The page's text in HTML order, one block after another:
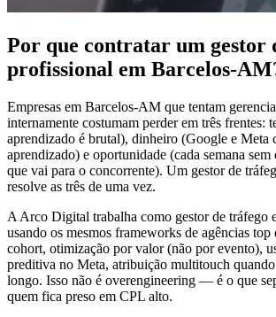
Por que contratar um gestor
profissional em Barcelos-
Empresas em Barcelos-AM que tentam
internamente costumam perder em três frentes:
aprendizado é brutal), dinheiro (Google e Meta
aprendizado) e oportunidade (cada semana
que vai para o concorrente). Um gestor de
resolve as três de uma vez.
A Arco Digital trabalha como gestor de tráfego
usando os mesmos frameworks de agências
cohort, otimização por valor (não por evento),
preditiva no Meta, atribuição multitouch
longo. Isso não é overengineering — é o que
quem fica preso em CPL alto.